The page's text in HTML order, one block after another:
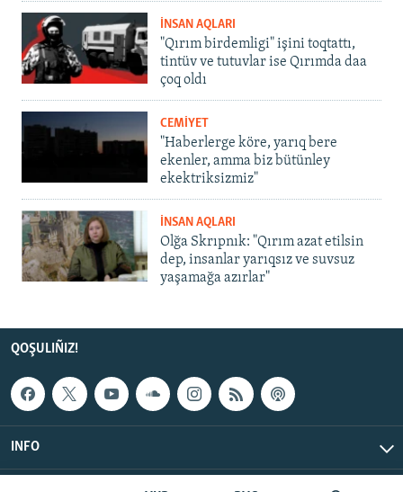
İNSAN AQLARI
"Qırım birdemligi" işini toqtattı,
tintüv ve tutuvlar ise Qırımda daa
çoq oldı
CEMİYET
"Haberlerge köre, yarıq bere
ekenler, amma biz bütünley
ekektriksizmiz"
İNSAN AQLARI
Olğa Skrıpnık: "Qırım azat etilsin
dep, insanlar yarıqsız ve suvsuz
yaşamağa azırlar"
QOŞULIÑIZ!
INFO